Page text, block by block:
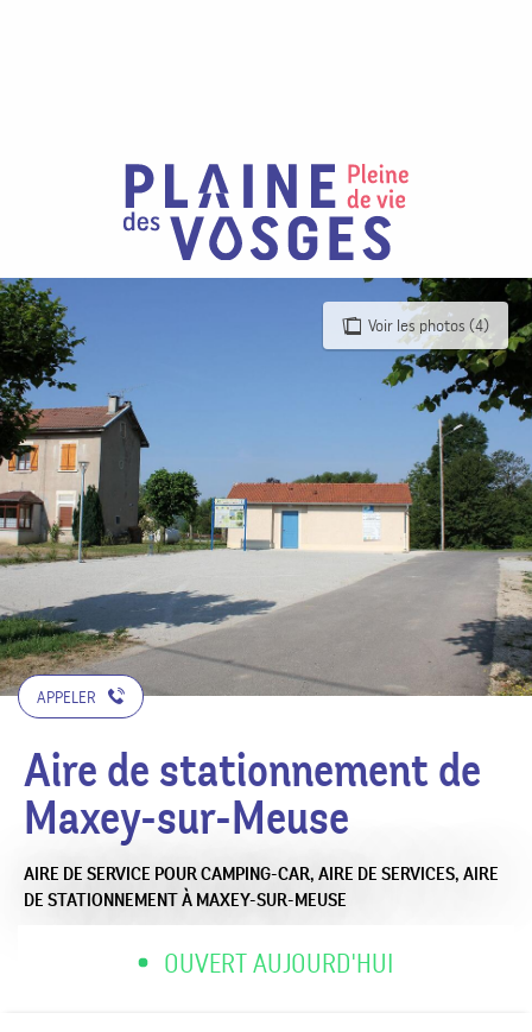
Voir les photos (4)
APPELER
Aire de stationnement de
Maxey-sur-Meuse
AIRE DE SERVICE POUR CAMPING-CAR, AIRE DE SERVICES, AIRE
DE STATIONNEMENTÀ MAXEY-SUR-MEUSE
OUVERT AUJOURD'HUI